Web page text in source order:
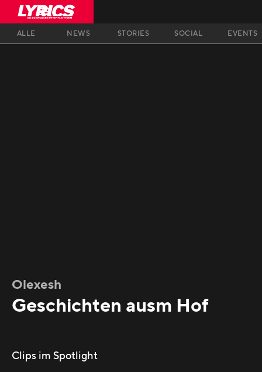
ALLE NEWS STORIES SOCIAL EVENTS
Olexesh
Geschichten ausm Hof
Clips im Spotlight